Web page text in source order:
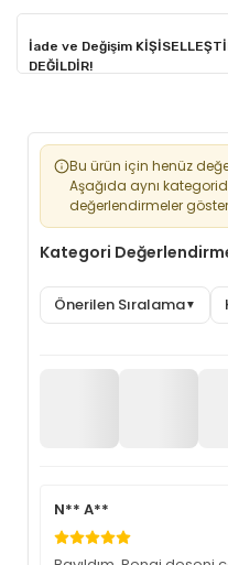
İade ve Değişim
DEĞİLDİR!
Bu ürün için henüz
Aşağıda aynı
değerlendirmeler
Kategori
Önerilen Sıralama▼
N** A**